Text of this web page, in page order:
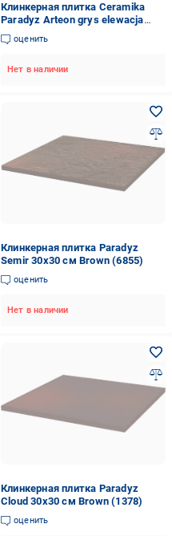
Клинкерная плитка Ceramika
Paradyz Arteon grys elewacja
24,5х6,6 см
оценить
Нет в наличии
Клинкерная плитка Paradyz
Semir 30x30 см Brown (6855)
оценить
Нет в наличии
Клинкерная плитка Paradyz
Cloud 30x30 см Brown (1378)
оценить